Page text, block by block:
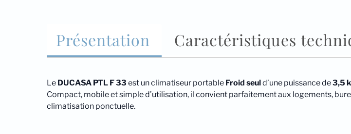
Présentation Caractéristiques
Le DUCASA PTL F 33 est un climatiseur portable Froid seuld’une puissance de3,5
Compact, mobile et simple d’utilisation, il convient parfaitement aux logements,
climatisation ponctuelle.